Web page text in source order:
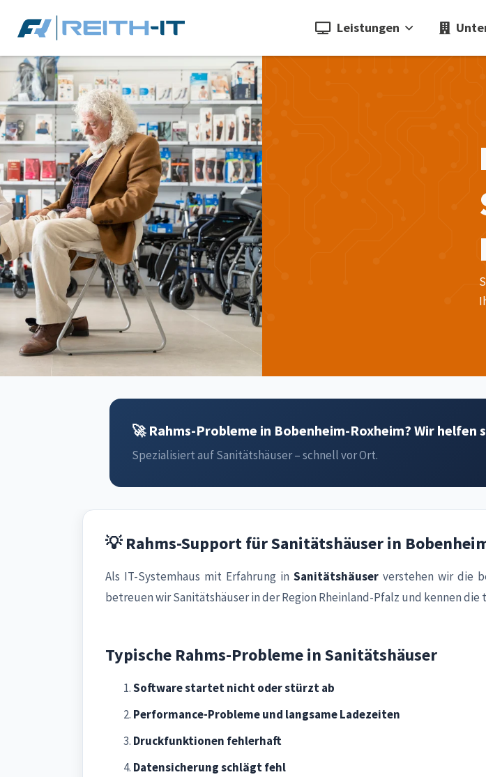
Leistungen
🚀 Rahms-Probleme in Bobenheim-Roxheim? Wir helfen
Spezialisiert auf Sanitätshäuser – schnell vor Ort.
💡 Rahms-Support für Sanitätshäuser in
Als IT-Systemhaus mit Erfahrung in Sanitätshäuser verstehen wir die
betreuen wir Sanitätshäuser in der Region Rheinland-Pfalz und kennen
Typische Rahms-Probleme in Sanitätshäuser
Software startet nicht oder stürzt ab
Performance-Probleme und langsame Ladezeiten
Druckfunktionen fehlerhaft
Datensicherung schlägt fehl